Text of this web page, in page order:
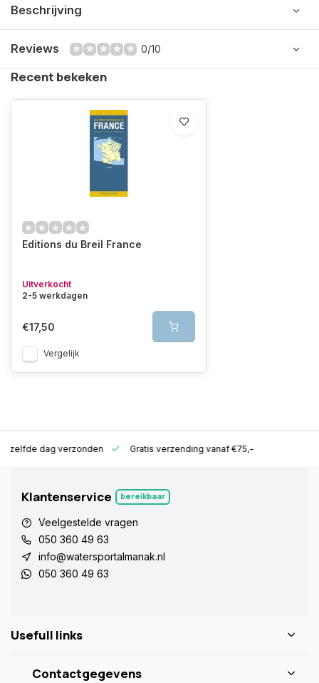
Beschrijving
Reviews 0/10
Recent bekeken
Editions du Breil France
Uitverkocht
2-5 werkdagen
€17,50
Vergelijk
zelfde dag verzonden Gratis verzending vanaf €75,-
Klantenservice bereikbaar
Veelgestelde vragen
050 360 49 63
info@watersportalmanak.nl
050 360 49 63
Usefull links
Contactgegevens